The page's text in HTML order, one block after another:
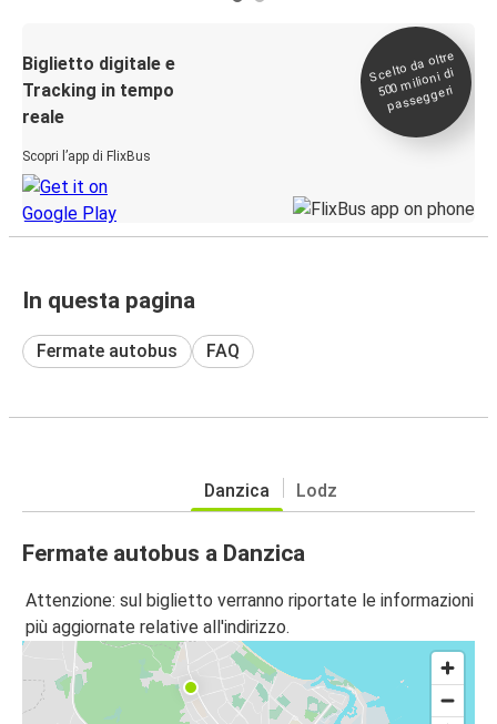
Biglietto digitale e
Tracking in tempo
reale
Scopri l’app di FlixBus
Scelto da oltre
500
milioni di
passeggeri
In questa pagina
Fermate autobus FAQ
Danzica Lodz
Fermate autobus a Danzica
Attenzione: sul biglietto verranno riportate le informazioni
più aggiornate relative all'indirizzo.